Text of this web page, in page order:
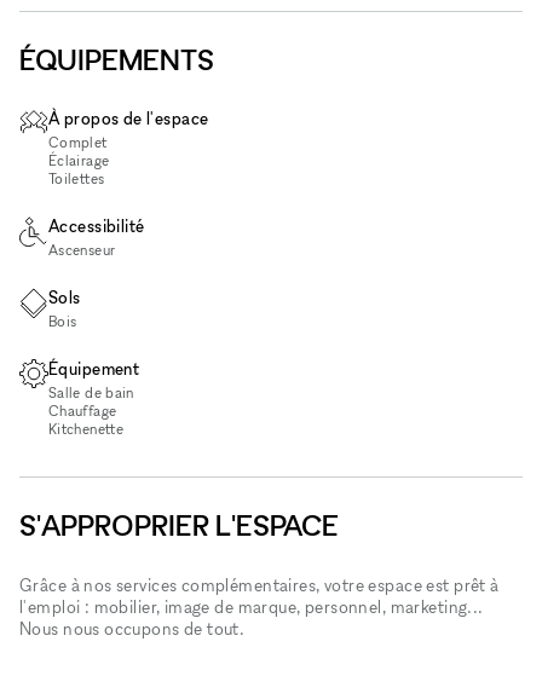
ÉQUIPEMENTS
À propos de l'espace
Complet
Éclairage
Toilettes
Accessibilité
Ascenseur
Sols
Bois
Équipement
Salle de bain
Chauffage
Kitchenette
S'APPROPRIER L'ESPACE
Grâce à nos services complémentaires, votre espace est prêt à
l'emploi : mobilier, image de marque, personnel, marketing...
Nous nous occupons de tout.